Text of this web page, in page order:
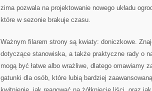
zima pozwala na projektowanie nowego układu
które w sezonie brakuje czasu.
Ważnym filarem strony są kwiaty: doniczkowe.
dotyczące stanowiska, a także praktyczne rady o
mogą być łatwe albo wrażliwe, dlatego omawiamy
gatunki dla osób, które lubią bardziej